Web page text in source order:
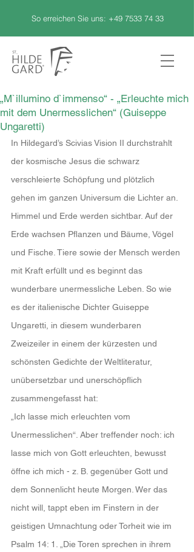
So erreichen Sie uns: +49 7533 74 33
„M`illumino d`immenso“ - „Erleuchte mich
mit dem Unermesslichen“ (Guiseppe
Ungaretti)
In Hildegard’s Scivias Vision II durchstrahlt
der kosmische Jesus die schwarz
verschleierte Schöpfung und plötzlich
gehen im ganzen Universum die Lichter an.
Himmel und Erde werden sichtbar. Auf der
Erde wachsen Pflanzen und Bäume, Vögel
und Fische. Tiere sowie der Mensch werden
mit Kraft erfüllt und es beginnt das
wunderbare unermessliche Leben. So wie
es der italienische Dichter Guiseppe
Ungaretti, in diesem wunderbaren
Zweizeiler in einem der kürzesten und
schönsten Gedichte der Weltliteratur,
unübersetzbar und unerschöpflich
zusammengefasst hat:
„Ich lasse mich erleuchten vom
Unermesslichen“. Aber treffender noch: ich
lasse mich von Gott erleuchten, bewusst
öffne ich mich - z. B. gegenüber Gott und
dem Sonnenlicht heute Morgen. Wer das
nicht will, tappt eben im Finstern in der
geistigen Umnachtung oder Torheit wie im
Psalm 14: 1. „Die Toren sprechen in ihrem